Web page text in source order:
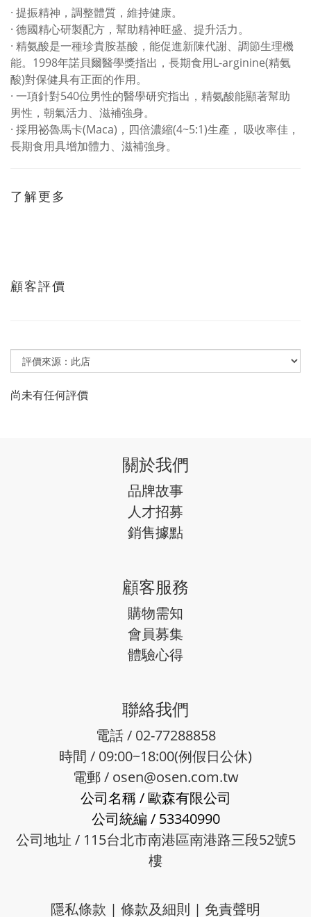
· 提振精神，調整體質，維持健康。
· 德國精心研製配方，幫助精神旺盛、提升活力。
· 精氨酸是一種珍貴胺基酸，能促進新陳代謝、調節生理機
能。1998年諾貝爾醫學獎指出，長期食用L-arginine(精氨
酸)對保健具有正面的作用。
· 一項針對540位男性的醫學研究指出，精氨酸能顯著幫助
男性，朝氣活力、滋補強身。
· 採用祕魯馬卡(Maca)，四倍濃縮(4~5:1)生產， 吸收率佳，
長期食用具增加體力、滋補強身。
了解更多
顧客評價
尚未有任何評價
關於我們
品牌故事
人才招募
銷售據點
顧客服務
購物需知
會員募集
體驗心得
聯絡我們
電話 / 02-77288858
時間 / 09:00~18:00(例假日公休)
電郵 / osen@osen.com.tw
公司名稱/歐森有限公司
公司統編 / 53340990
公司地址 / 115台北市南港區南港路三段52號5
樓
隱私條款 | 條款及細則 | 免責聲明